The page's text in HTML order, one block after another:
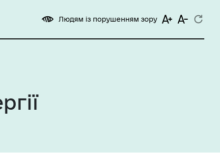
Людям із порушенням зору